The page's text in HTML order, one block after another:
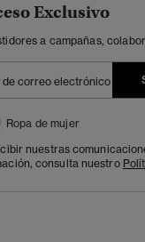
Exclusivo
a campañas,
Ropa de mujer
nuestras
consulta nuestro